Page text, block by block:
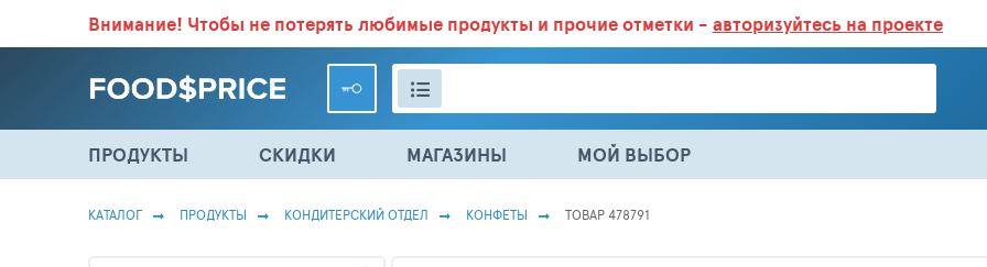
ВСЕ СКИДКИ И ВЫГОДНЫЕ ЦЕНЫ НА ПРОДУКТЫ В МАГАЗИНАХ.БОЛЬШЕ 100 000 ТОВАРОВ. ЕЖЕДНЕВНОЕ ОБНОВЛЕНИЕ
Внимание! Чтобы не потерять любимые продукты и прочие отметки - авторизуйтесь на проекте
ПРОДУКТЫ СКИДКИ МАГАЗИНЫ МОЙ ВЫБОР
КАТАЛОГ ПРОДУКТЫ КОНДИТЕРСКИЙ ОТДЕЛ КОНФЕТЫ ТОВАР 478791